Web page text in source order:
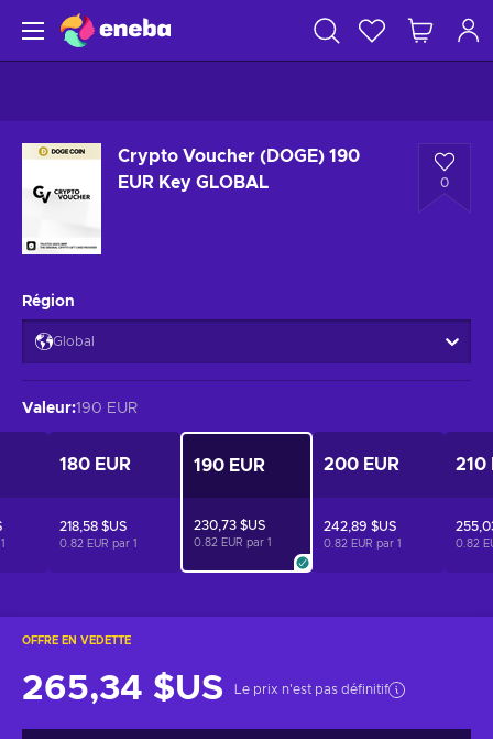
Crypto Voucher (DOGE) 190
EUR Key GLOBAL
0
OFFRE EN VEDETTE
265,34 $US Le prix n'est pas définitif
Région
Global
Valeur:190 EUR
1
180 EUR
218,58 $US
0.82 EUR par 1
190 EUR
230,73 $US
0.82 EUR par 1
200 EUR
242,89 $US
0.82 EUR par 1
210
0.82